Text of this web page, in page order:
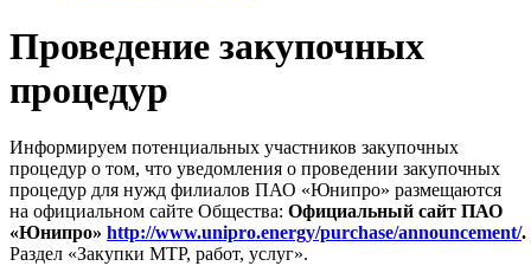
Проведение закупочных
процедур
Информируем потенциальных участников закупочных
процедур о том, что уведомления о проведении закупочных
процедур для нужд филиалов ПАО «Юнипро» размещаются
на официальном сайте Общества: Официальный сайт ПАО
«Юнипро» http://www.unipro.energy/purchase/announcement/.
Раздел «Закупки МТР, работ, услуг».